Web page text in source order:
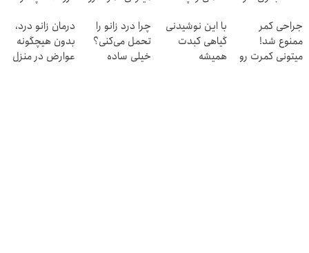
کنی! 👈🏻
پرسش‌نامه
جراحی کمر
ممنوع شد!
میتونی کمرت رو
با این نوشیدنی
گیاهی کبدت
همیشه
چرا درد زانو را
تحمل می‌کنی؟
خیلی ساده
درمان زانو درد،
بدون هیچگونه
عوارض در منزل